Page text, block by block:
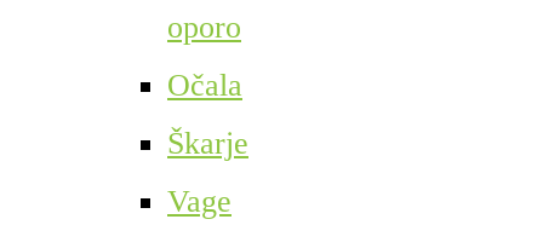
oporo
Očala
Škarje
Vage